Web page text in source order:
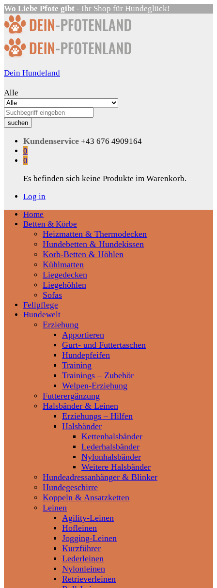
Wo Liebe Pfote gibt - Ihr Shop für Hundeglück!
Dein Hundeland
Alle
suchen
Kundenservice +43 676 4909164
0
0
Es befinden sich keine Produkte im Warenkorb.
Log in
Home
Betten & Körbe
Heizmatten & Thermodecken
Hundebetten & Hundekissen
Korb-Betten & Höhlen
Kühlmatten
Liegedecken
Liegehöhlen
Sofas
Fellpflege
Hundewelt
Erziehung
Apportieren
Gurt- und Futtertaschen
Hundepfeifen
Training
Trainings – Zubehör
Welpen-Erziehung
Futterergänzung
Halsbänder & Leinen
Erziehungs – Hilfen
Halsbänder
Kettenhalsbänder
Lederhalsbänder
Nylonhalsbänder
Weitere Halsbänder
Hundeadressanhänger & Blinker
Hundegeschirre
Koppeln & Ansatzketten
Leinen
Agility-Leinen
Hofleinen
Jogging-Leinen
Kurzführer
Lederleinen
Nylonleinen
Retrieverleinen